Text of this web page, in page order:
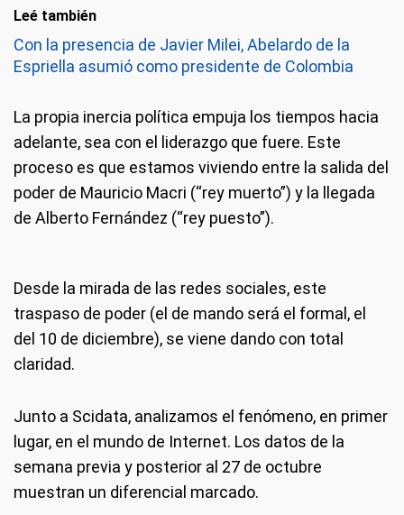
Leé también
Con la presencia de Javier Milei, Abelardo de la
Espriella asumió como presidente de Colombia
La propia inercia política empuja los tiempos hacia
adelante, sea con el liderazgo que fuere. Este
proceso es que estamos viviendo entre la salida del
poder de Mauricio Macri (“rey muerto”) y la llegada
de Alberto Fernández (“rey puesto”).
Desde la mirada de las redes sociales, este
traspaso de poder (el de mando será el formal, el
del 10 de diciembre), se viene dando con total
claridad.
Junto a Scidata, analizamos el fenómeno, en primer
lugar, en el mundo de Internet. Los datos de la
semana previa y posterior al 27 de octubre
muestran un diferencial marcado.